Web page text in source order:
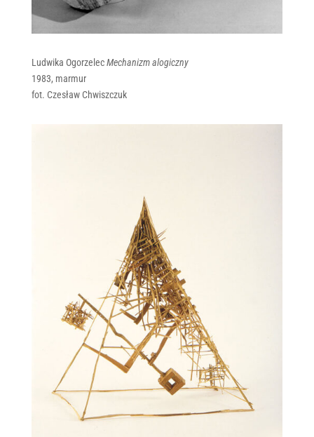
Ludwika OgorzelecMechanizm alogiczny
1983, marmur
fot. Czesław Chwiszczuk